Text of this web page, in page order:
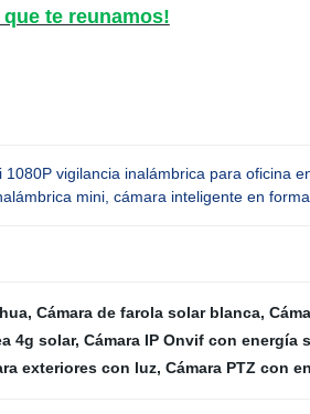
que te reunamos!
1080P vigilancia inalámbrica para oficina
mini, cámara inteligente en
, Cámara de farola solar blanca,
4g solar, Cámara IP Onvif con energía
exteriores con luz, Cámara PTZ con